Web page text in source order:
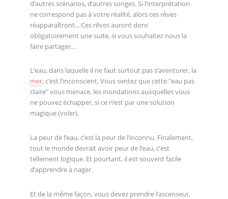
d’autres scénarios, d’autres songes. Si l’interprétation
ne correspond pas à votre réalité, alors ces rêves
réapparaîtront... Ces rêves auront donc
obligatoirement une suite, si vous souhaitez nous la
faire partager...
L’eau, dans laquelle il ne faut surtout pas s’aventurer, la
mer, c’est l’inconscient. Vous sentez que cette "eau pas
claire" vous menace, les inondations auxquelles vous
ne pouvez échapper, si ce n’est par une solution
magique (voler).
La peur de l’eau, c’est la peur de l’inconnu. Finalement,
tout le monde devrait avoir peur de l’eau, c’est
tellement logique. Et pourtant, il est souvent facile
d’apprendre à nager.
Et de la même façon, vous devez prendre l’ascenseur,